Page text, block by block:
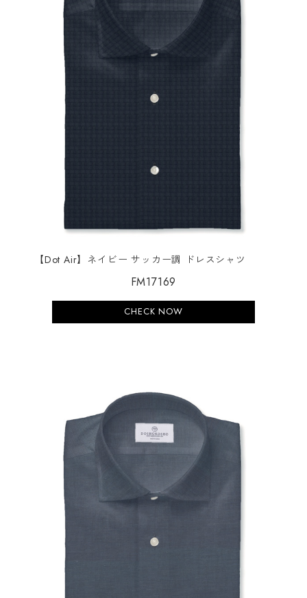
【Dot Air】ネイビー サッカー調 ドレスシャツ
FM17169
CHECK NOW